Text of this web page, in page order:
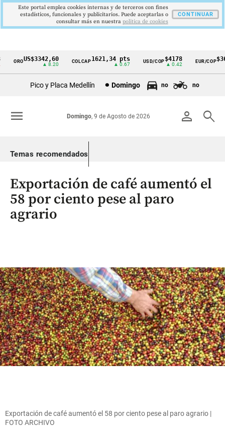
Cintillo
Colombia
OROUS$3342,60
▲ 8.20
COLCAP1621,34 pts
▲ 0.67
USD/COP$4178
▲ 0.42
EUR/COP
Pico y Placa Medellín Domingo no no
person search
Domingo, 9 de Agosto de 2026
menu
Temas recomendados
Exportación de café aumentó el
58 por ciento pese al paro
agrario
Exportación de café aumentó el 58 por ciento pese al paro agrario |
FOTO ARCHIVO
Este portal emplea cookies internas y de terceros con fines
estadísticos, funcionales y publicitarios. Puede aceptarlas o
consultar más en nuestra politica de cookies
CONTINUAR